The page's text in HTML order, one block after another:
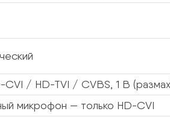
CVI / HD-TVI / CVBS, 1 В
микрофон — только HD-CVI